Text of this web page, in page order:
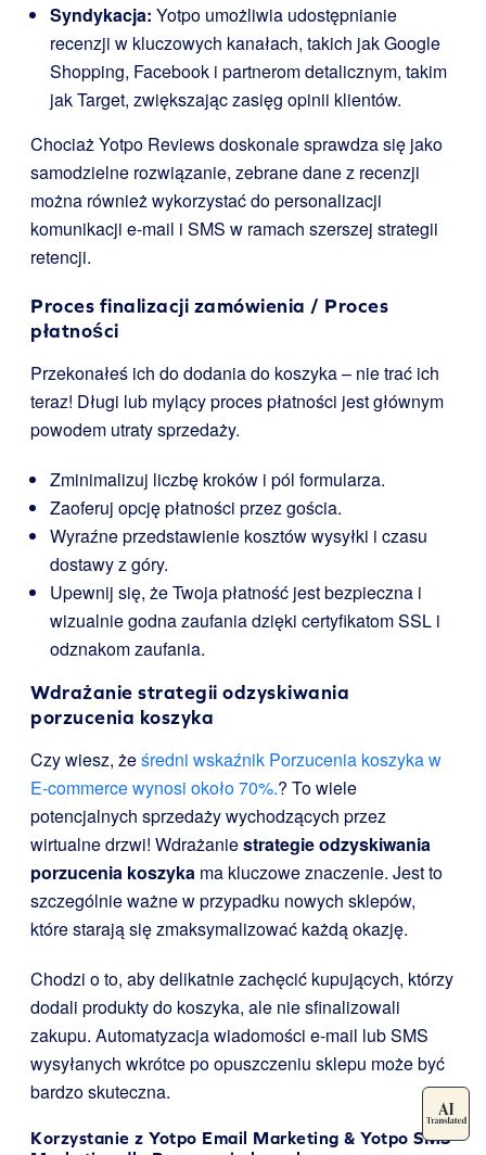
Syndykacja: Yotpo umożliwia udostępnianie
recenzji w kluczowych kanałach, takich jak Google
Shopping, Facebook i partnerom detalicznym, takim
jak Target, zwiększając zasięg opinii klientów.
Chociaż Yotpo Reviews doskonale sprawdza się jako
samodzielne rozwiązanie, zebrane dane z recenzji
można również wykorzystać do personalizacji
komunikacji e-mail i SMS w ramach szerszej strategii
retencji.
Proces finalizacji zamówienia / Proces
płatności
Przekonałeś ich do dodania do koszyka – nie trać ich
teraz! Długi lub mylący proces płatności jest głównym
powodem utraty sprzedaży.
Zminimalizuj liczbę kroków i pól formularza.
Zaoferuj opcję płatności przez gościa.
Wyraźne przedstawienie kosztów wysyłki i czasu
dostawy z góry.
Upewnij się, że Twoja płatność jest bezpieczna i
wizualnie godna zaufania dzięki certyfikatom SSL i
odznakom zaufania.
Wdrażanie strategii odzyskiwania
porzucenia koszyka
Czy wiesz, żeśredni wskaźnik Porzucenia koszyka w
E-commerce wynosi około 70%.? To wiele
potencjalnych sprzedaży wychodzących przez
wirtualne drzwi! Wdrażaniestrategie odzyskiwania
porzucenia koszyka ma kluczowe znaczenie. Jest to
szczególnie ważne w przypadku nowych sklepów,
które starają się zmaksymalizować każdą okazję.
Chodzi o to, aby delikatnie zachęcić kupujących, którzy
dodali produkty do koszyka, ale nie sfinalizowali
zakupu. Automatyzacja wiadomości e-mail lub SMS
wysyłanych wkrótce po opuszczeniu sklepu może być
bardzo skuteczna.
Korzystanie z Yotpo Email Marketing & Yotpo SMS